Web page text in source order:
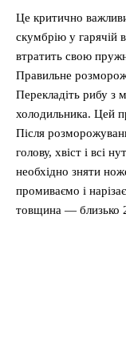
Це критично
скумбрію у гарячій
втратить свою
Правильне
Перекладіть рибу
холодильника. Цей
Після
голову, хвіст і всі
необхідно зняти
промиваємо і
товщина — близько